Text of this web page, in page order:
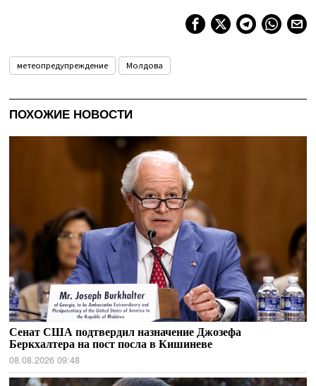
метеопредупреждение Молдова
ПОХОЖИЕ НОВОСТИ
Сенат США подтвердил назначение Джозефа
Беркхалтера на пост посла в Кишиневе
08.08.2026 09:48